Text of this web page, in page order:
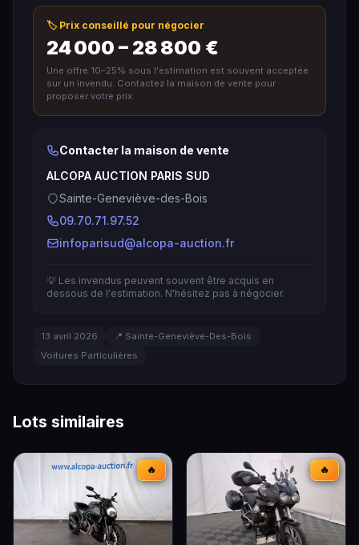
🏷️ Prix conseillé pour négocier
24 000 – 28 800 €
Une offre 10–25% sous l'estimation est souvent acceptée
sur un invendu. Contactez la maison de vente pour
proposer votre prix.
Contacter la maison de vente
ALCOPA AUCTION PARIS SUD
Sainte-Geneviève-des-Bois
09.70.71.97.52
infoparisud@alcopa-auction.fr
💡 Les invendus peuvent souvent être acquis en
dessous de l'estimation. N'hésitez pas à négocier.
13 avril 2026
📍 Sainte-Geneviève-Des-Bois
Voitures Particulières
Lots similaires
🔥 🔥